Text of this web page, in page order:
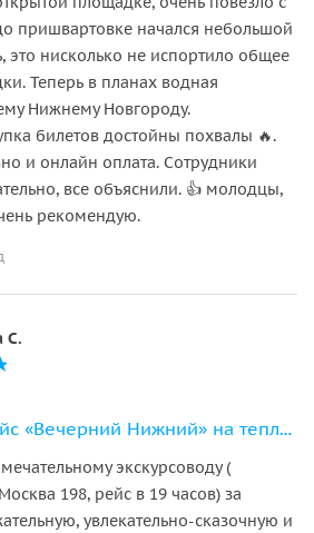
пришвартовке начался небольшой
это нисколько не испортило общее
Теперь в планах водная
Нижнему Новгороду.
билетов достойны похвалы 🔥.
и онлайн оплата. Сотрудники
все объяснили. 👍 молодцы,
рекомендую.
С.
Экскурсионный рейс «Вечерний Нижний» на теплоходах «Москва-198/143»
экскурсоводу (
198, рейс в 19 часов) за
увлекательно-сказочную и